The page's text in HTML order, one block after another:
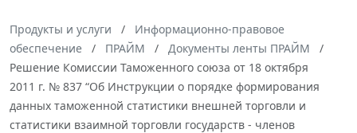
Продукты и услуги
Информационно-правовое
обеспечение
ПРАЙМ
Документы ленты ПРАЙМ
Решение Комиссии Таможенного союза от 18 октября
2011 г. № 837 “Об Инструкции о порядке формирования
данных таможенной статистики внешней торговли и
статистики взаимной торговли государств - членов